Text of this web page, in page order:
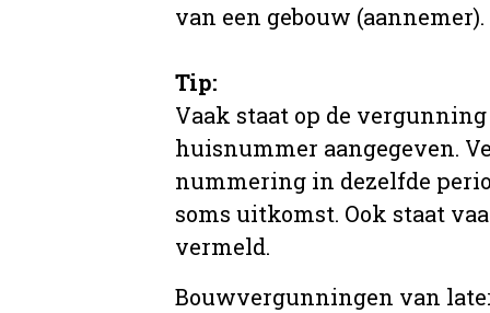
van een gebouw (aannemer).
Tip:
Vaak staat op de
huisnummer aangegeven.
nummering in dezelfde
soms uitkomst. Ook staat
vermeld.
Bouwvergunningen van